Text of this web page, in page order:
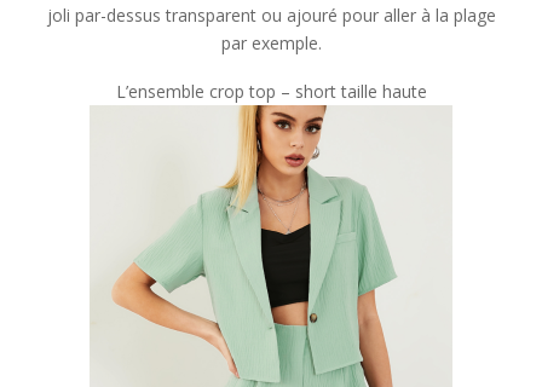
joli par-dessus transparent ou ajouré pour aller à la plage
par exemple.
L’ensemble crop top – short taille haute